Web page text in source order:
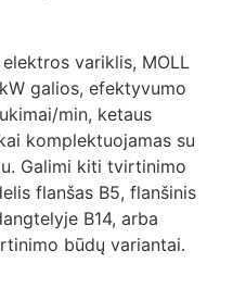
variklis, MOLL
galios, efektyvumo
min, ketaus
komplektuojamas su
Galimi kiti tvirtinimo
flanšas B5, flanšinis
B14, arba
būdų variantai.